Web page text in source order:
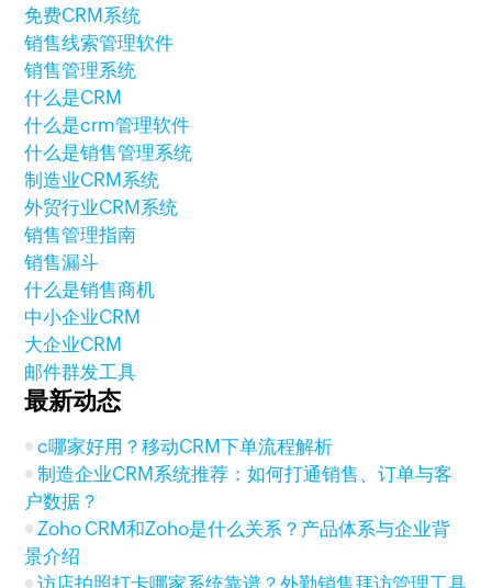
免费CRM系统
销售线索管理软件
销售管理系统
什么是CRM
什么是crm管理软件
什么是销售管理系统
制造业CRM系统
外贸行业CRM系统
销售管理指南
销售漏斗
什么是销售商机
中小企业CRM
大企业CRM
邮件群发工具
最新动态
c哪家好用？移动CRM下单流程解析
制造企业CRM系统推荐：如何打通销售、订单与客
户数据？
Zoho CRM和Zoho是什么关系？产品体系与企业背
景介绍
访店拍照打卡哪家系统靠谱？外勤销售拜访管理工具